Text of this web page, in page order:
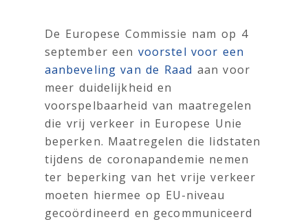
De Europese Commissie nam op 4
september eenvoorstel voor een
aanbeveling van de Raad aan voor
meer duidelijkheid en
voorspelbaarheid van maatregelen
die vrij verkeer in Europese Unie
beperken. Maatregelen die lidstaten
tijdens de coronapandemie nemen
ter beperking van het vrije verkeer
moeten hiermee op EU-niveau
gecoördineerd en gecommuniceerd